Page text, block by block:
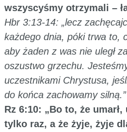
wszyscyśmy otrzymali –
Hbr 3:13-14: „lecz
każdego dnia, póki trwa to,
aby żaden z was nie uległ
oszustwo grzechu.
uczestnikami Chrystusa,
do końca zachowamy silną.”
Rz 6:10: „Bo to, że
tylko raz, a że żyje, żyje